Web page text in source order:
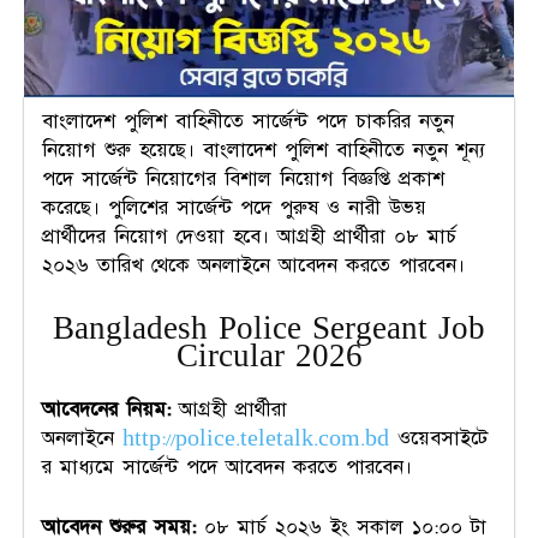
বাংলাদেশ পুলিশ বাহিনীতে সার্জেন্ট পদে চাকরির নতুন
নিয়োগ শুরু হয়েছে। বাংলাদেশ পুলিশ বাহিনীতে নতুন শূন্য
পদে সার্জেন্ট নিয়োগের বিশাল নিয়োগ বিজ্ঞপ্তি প্রকাশ
করেছে। পুলিশের সার্জেন্ট পদে পুরুষ ও নারী উভয়
প্রার্থীদের নিয়োগ দেওয়া হবে। আগ্রহী প্রার্থীরা ০৮ মার্চ
২০২৬ তারিখ থেকে অনলাইনে আবেদন করতে পারবেন।
Bangladesh Police Sergeant Job
Circular 2026
আবেদনের নিয়ম:আগ্রহী প্রার্থীরা
অনলাইনে http://police.teletalk.com.bd ওয়েবসাইটে
র মাধ্যমে সার্জেন্ট পদে আবেদন করতে পারবেন।
আবেদন শুরুর সময়:০৮ মার্চ ২০২৬ ইং সকাল ১০:০০ টা